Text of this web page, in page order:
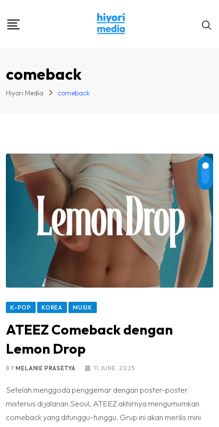
comeback
Hiyori Media comeback
K-POP KOREA MUSIK
ATEEZ Comeback dengan
Lemon Drop
BYMELANIE PRASETYA 11 JUNE, 2025
Setelah menggoda penggemar dengan poster-poster
misterius di jalanan Seoul, ATEEZ akhirnya mengumumkan
comeback yang ditunggu-tunggu. Grup ini akan merilis mini